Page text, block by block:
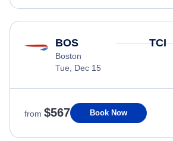
BOS
Boston
Tue, Dec 15
TCI
from $567 Book Now